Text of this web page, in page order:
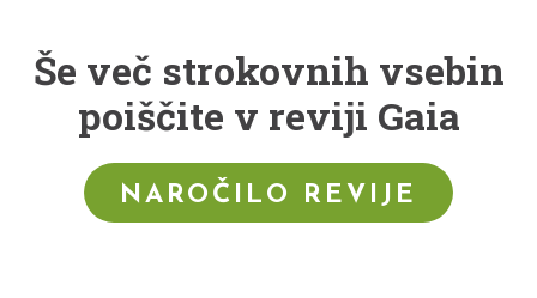
Še več strokovnih vsebin
poiščite v reviji Gaia
NAROČILO REVIJE